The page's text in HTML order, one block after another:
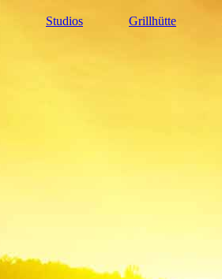
Studios Grillhütte